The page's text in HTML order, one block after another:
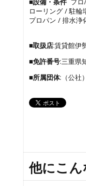
ローリング / 駐
プロパン / 排水浄
■取扱店:賃貸館伊
■免許番号:三重県
■所属団体:（公社
他にこ